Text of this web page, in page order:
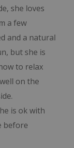
she loves
a few
and a natural
but she is
to relax
on the
is ok with
before